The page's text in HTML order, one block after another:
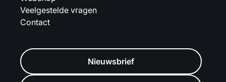
Veelgestelde vragen
Contact
Nieuwsbrief